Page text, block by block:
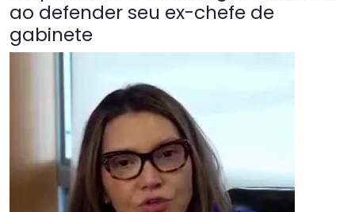
ao defender seu ex-chefe de
gabinete